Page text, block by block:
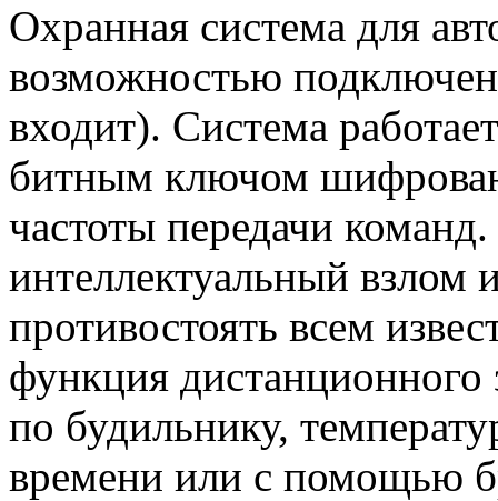
Охранная система для
возможностью
входит). Система
битным ключом
частоты передачи
интеллектуальный взлом
противостоять всем
функция дистанционного
по будильнику,
времени или с помощью